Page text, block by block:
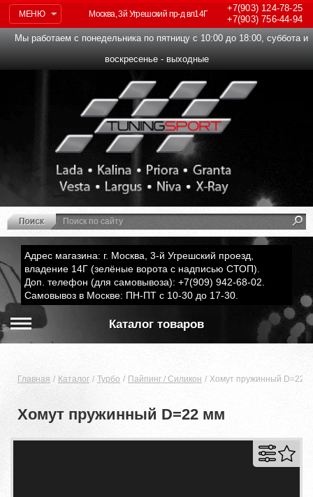
МЕНЮ
+7(903)124-78-25
+7(903)756-44-94
Москва, 3й Угрешский пр-д вл14Г
Мы работаем с понедельника по пятницу с 10:00 до 18:00, суббота и
воскресенье - выходные
Адрес магазина: г. Москва, 3-й Угрешский проезд,
владение 14Г (зелёные ворота с надписью СТОП).
Доп. телефон (для самовывоза): +7(909) 942-68-02.
Самовывоз в Москве: ПН-ПТ с 10-30 до 17-30.
Каталог товаров
Главная Каталог Турбо Пайпинг / Силикон Хомут пружинный D=22
Хомут пружинный D=22 мм